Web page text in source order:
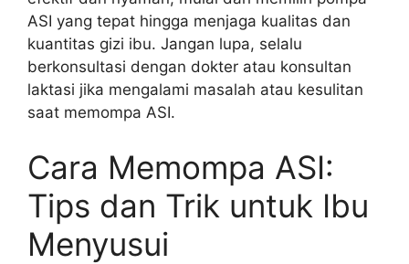
ASI yang tepat hingga menjaga kualitas dan
kuantitas gizi ibu. Jangan lupa, selalu
berkonsultasi dengan dokter atau konsultan
laktasi jika mengalami masalah atau kesulitan
saat memompa ASI.
Cara Memompa ASI:
Tips dan Trik untuk Ibu
Menyusui